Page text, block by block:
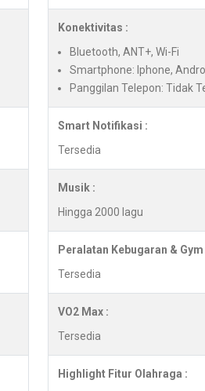
Konektivitas :
Bluetooth, ANT+, Wi-Fi
Smartphone: Iphone,
Panggilan Telepon: Tidak
Smart Notifikasi :
Tersedia
Musik :
Hingga 2000 lagu
Peralatan Kebugaran & Gym
Tersedia
VO2 Max :
Tersedia
Highlight Fitur Olahraga :